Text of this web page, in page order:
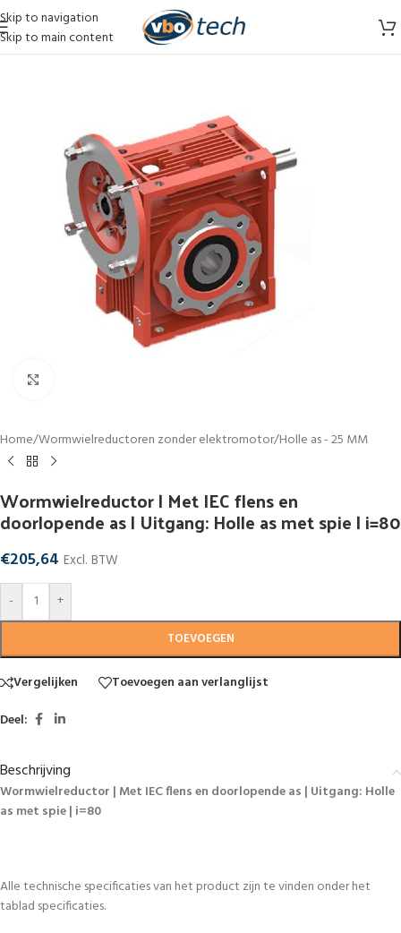
Skip to navigation
Skip to main content
Home/Wormwielreductoren zonder elektromotor/Holle as - 25 MM
Wormwielreductor | Met IEC flens en
doorlopende as | Uitgang: Holle as met spie | i=80
€205,64 Excl. BTW
-
+
TOEVOEGEN
Vergelijken
Toevoegen aan verlanglijst
Deel:
Beschrijving
Wormwielreductor | Met IEC flens en doorlopende as | Uitgang: Holle
as met spie | i=80
Alle technische specificaties van het product zijn te vinden onder het
tablad specificaties.